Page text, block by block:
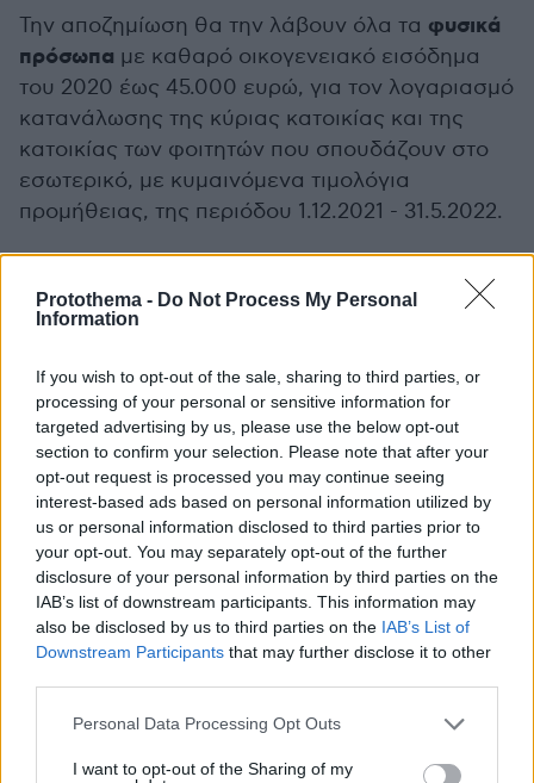
Protothema - Do Not Process My Personal
Information
If you wish to opt-out of the sale, sharing to third parties, or
processing of your personal or sensitive information for
targeted advertising by us, please use the below opt-out
section to confirm your selection. Please note that after your
opt-out request is processed you may continue seeing
interest-based ads based on personal information utilized by
us or personal information disclosed to third parties prior to
your opt-out. You may separately opt-out of the further
disclosure of your personal information by third parties on the
IAB’s list of downstream participants. This information may
also be disclosed by us to third parties on the IAB’s List of
Downstream Participants that may further disclose it to other
Please note that this website/app uses one or more Google
not limited to your visit or usage behaviour. You may click to
Personal Data Processing Opt Outs
I want to opt-out of the Sharing of my
Την αποζημίωση θα την λάβουν όλα τα φυσικά
πρόσωπα με καθαρό οικογενειακό εισόδημα
του 2020 έως 45.000 ευρώ, για τον λογαριασμό
κατανάλωσης της κύριας κατοικίας και της
κατοικίας των φοιτητών που σπουδάζουν στο
εσωτερικό, με κυμαινόμενα τιμολόγια
προμήθειας, της περιόδου 1.12.2021 - 31.5.2022.
λογαριασμό της επιλογής του δικαιούχου ο
εφαρμογή που θα δημιουργηθεί στην ψηφιακή
πύλη gov.gr από την Κοινωνία της
Πληροφορίας.
Για τη καταβολή της αποζημίωσης θα ληφθεί
υπόψη το εισόδημα του 2020 που δηλώθηκε
στην Εφορία το 2021. Σε κάθε περίπτωση
απαραίτητη προϋπόθεση για τη λήψη της
οικονομικής ενίσχυσης είναι ο δικαιούχος να
έχει υποβάλει φορολογική δήλωση για τα
Όσοι υποβάλουν για πρώτη φορά φέτος
φορολογική δήλωση θα πρέπει να σπεύσουν